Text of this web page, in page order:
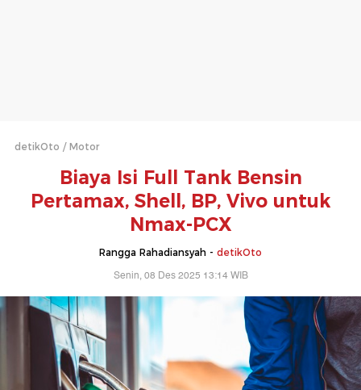
detikOto Motor
Biaya Isi Full Tank Bensin
Pertamax, Shell, BP, Vivo untuk
Nmax-PCX
Rangga Rahadiansyah - detikOto
Senin, 08 Des 2025 13:14 WIB